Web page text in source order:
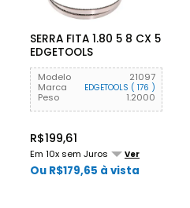
SERRA FITA 1.80 5 8 CX 5
EDGETOOLS
Modelo
21097
Marca
EDGETOOLS ( 176 )
Peso 1.2000
R$199,61
Em 10x sem Juros Ver
Ou R$179,65 à vista